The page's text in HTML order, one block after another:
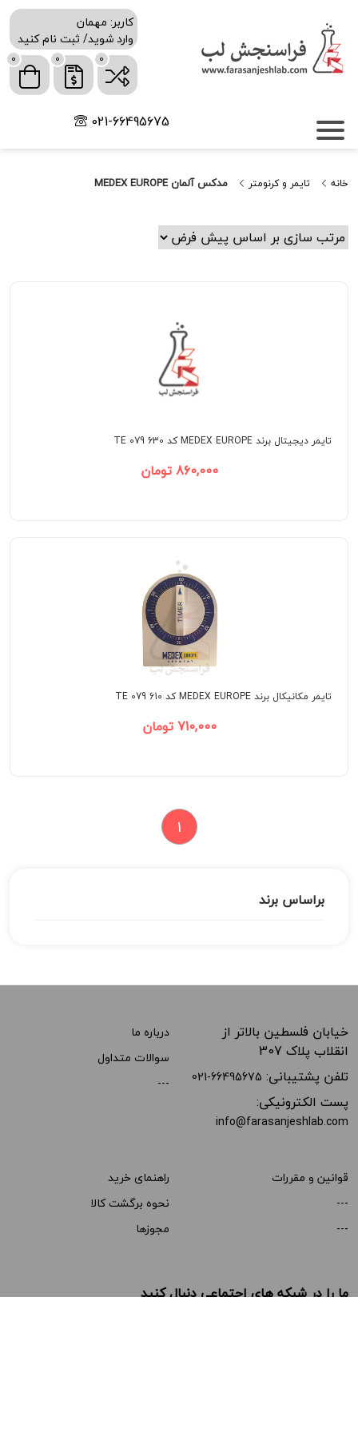
کاربر: مهمان
وارد شوید/ ثبت نام کنید
0 0 0
021-66495675
خانه تایمر و کرنومتر مدکس آلمان MEDEX EUROPE
براساس برند
تایمر دیجیتال برند MEDEX EUROPE کد TE 079 630
860,000 تومان
تایمر مکانیکال برند MEDEX EUROPE کد TE 079 610
710,000 تومان
1
خیابان فلسطین بالاتر از
انقلاب پلاک 307
تلفن پشتیبانی: 021-66495675
پست الکترونیکی:
info@farasanjeshlab.com
درباره ما
سوالات متداول
---
قوانین و مقررات
---
---
راهنمای خرید
نحوه برگشت کالا
مجوزها
ما را در شبکه های اجتماعی دنبال کنید